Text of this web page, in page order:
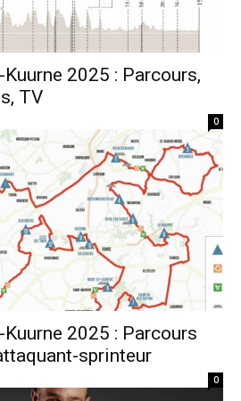
2025 : Parcours,
TV
0
2025 : Parcours
sprinteur
0